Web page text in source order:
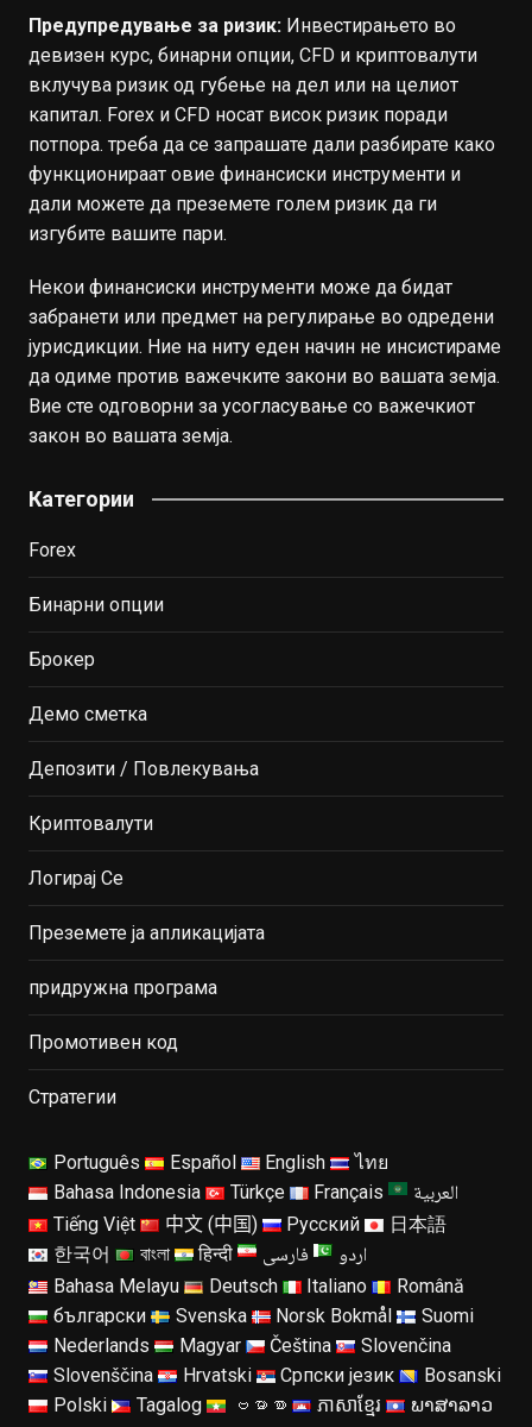
Предупредување за ризик:Инвестирањето во
девизен курс, бинарни опции, CFD и криптовалути
вклучува ризик од губење на дел или на целиот
капитал. Forex и CFD носат висок ризик поради
потпора. треба да се запрашате дали разбирате како
функционираат овие финансиски инструменти и
дали можете да преземете голем ризик да ги
изгубите вашите пари.
Некои финансиски инструменти може да бидат
забранети или предмет на регулирање во одредени
јурисдикции. Ние на ниту еден начин не инсистираме
да одиме против важечките закони во вашата земја.
Вие сте одговорни за усогласување со важечкиот
закон во вашата земја.
Категории
Forex
Бинарни опции
Брокер
Демо сметка
Депозити / Повлекувања
Криптовалути
Логирај Се
Преземете ја апликацијата
придружна програма
Промотивен код
Стратегии
Português Español English
ไทย
Bahasa Indonesia
Türkçe Français العربية
Tiếng Việt 中文 (中国) Русский
日本語
한국어
বাংলা हिन्दी فارسی اردو
Bahasa Melayu Deutsch Italiano
Română
български
Svenska Norsk Bokmål
Suomi
Nederlands
Magyar Čeština
Slovenčina
Slovenščina
Hrvatski Српски језик
Bosanski
Polski
Tagalog ဗမာစာ ភាសាខ្មែរ
ພາສາລາວ